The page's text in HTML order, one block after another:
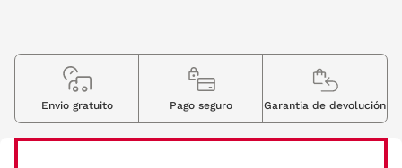
Envio gratuito Pago seguro Garantia de devolución